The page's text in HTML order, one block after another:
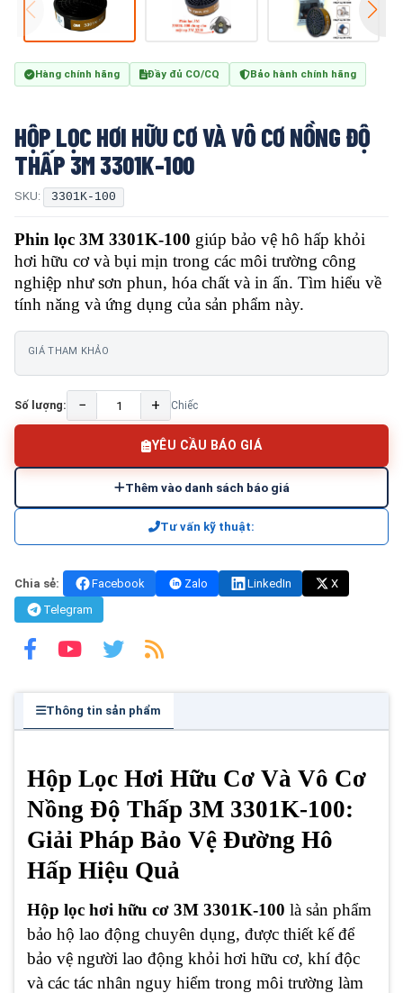
Hàng chính hãng Đầy đủ CO/CQ Bảo hành chính hãng
HỘP LỌC HƠI HỮU CƠ VÀ VÔ CƠ NỒNG ĐỘ
THẤP 3M 3301K-100
SKU: 3301K-100
Phin lọc 3M 3301K-100 giúp bảo vệ hô hấp khỏi
hơi hữu cơ và bụi mịn trong các môi trường công
nghiệp như sơn phun, hóa chất và in ấn. Tìm hiểu về
tính năng và ứng dụng của sản phẩm này.
GIÁ THAM KHẢO
Số lượng: − + Chiếc
YÊU CẦU BÁO GIÁ
Thêm vào danh sách báo giá
Tư vấn kỹ thuật:
Chia sẻ: Facebook Zalo LinkedIn
X
Telegram
Thông tin sản phẩm
Hộp Lọc Hơi Hữu Cơ Và Vô Cơ
Nồng Độ Thấp 3M 3301K-100:
Giải Pháp Bảo Vệ Đường Hô
Hấp Hiệu Quả
Hộp lọc hơi hữu cơ 3M 3301K-100 là sản phẩm
bảo hộ lao động chuyên dụng, được thiết kế để
bảo vệ người lao động khỏi hơi hữu cơ, khí độc
và các tác nhân nguy hiểm trong môi trường làm